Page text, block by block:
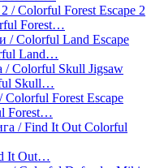
Forest…
Land…
Skull…
Forest…
It Out…